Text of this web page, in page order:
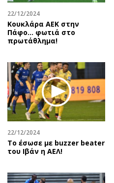
22/12/2024
Κουκλάρα ΑΕΚ στην
Πάφο… φωτιά στο
πρωτάθλημα!
22/12/2024
Το έσωσε με buzzer beater
του Ιβάν η ΑΕΛ!